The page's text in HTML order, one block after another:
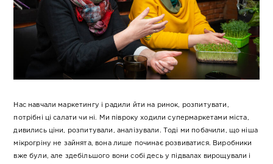
Нас навчали маркетингу і радили йти на ринок, розпитувати,
потрібні ці салати чи ні. Ми півроку ходили супермаркетами міста,
дивились ціни, розпитували, аналізували. Тоді ми побачили, що ніша
мікрогріну не зайнята, вона лише починає розвиватися. Виробники
вже були, але здебільшого вони собі десь у підвалах вирощували і